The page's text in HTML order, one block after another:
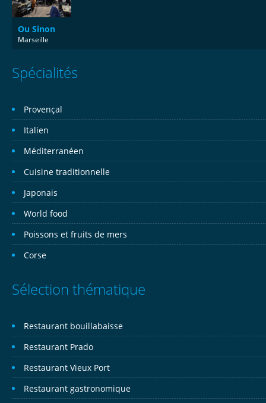
Ou Sinon
Marseille
Spécialités
Provençal
Italien
Méditerranéen
Cuisine traditionnelle
Japonais
World food
Poissons et fruits de mers
Corse
Sélection thématique
Restaurant bouillabaisse
Restaurant Prado
Restaurant Vieux Port
Restaurant gastronomique